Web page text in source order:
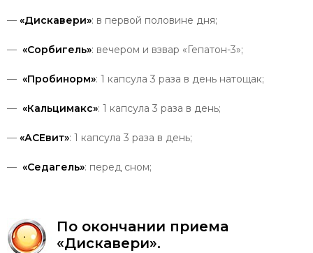
— «Дискавери»: в первой половине дня;
— «Сорбигель»: вечером и взвар «Гепатон-3»;
— «Пробинорм»: 1 капсула 3 раза в день натощак;
— «Кальцимакс»: 1 капсула 3 раза в день;
— «АСЕвит»: 1 капсула 3 раза в день;
— «Седагель»: перед сном;
По окончании приема
«Дискавери».